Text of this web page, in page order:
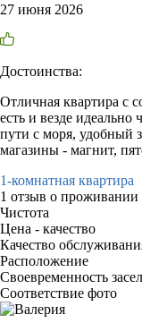
27 июня 2026
Достоинства:
Отличная квартира с
есть и везде
пути с моря, удобный
магазины - магнит,
1-комнатная квартира
1 отзыв о проживании
Чистота
Цена - качество
Качество
Расположение
Своевременность
Соответствие фото